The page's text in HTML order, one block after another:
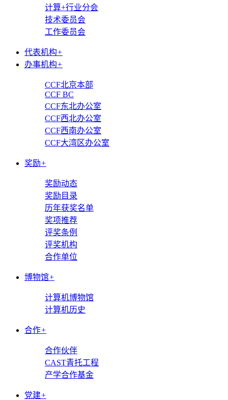
计算+行业分会
技术委员会
工作委员会
代表机构+
办事机构+
CCF北京本部
CCF BC
CCF东北办公室
CCF西北办公室
CCF西南办公室
CCF大湾区办公室
奖励+
奖励动态
奖励目录
历年获奖名单
奖项推荐
评奖条例
评奖机构
合作单位
博物馆+
计算机博物馆
计算机历史
合作+
合作伙伴
CAST青托工程
产学合作基金
党建+